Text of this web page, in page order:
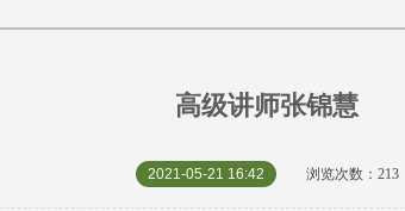
高级讲师张锦慧
2021-05-21 16:42 浏览次数：213